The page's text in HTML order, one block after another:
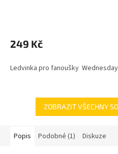
249 Kč
Ledvinka pro fanoušky
ZOBRAZIT VŠECHNY
Popis Podobné (1) Diskuze